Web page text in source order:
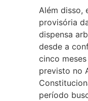
Além disso,
provisória
dispensa
desde a
cinco
previsto no
período